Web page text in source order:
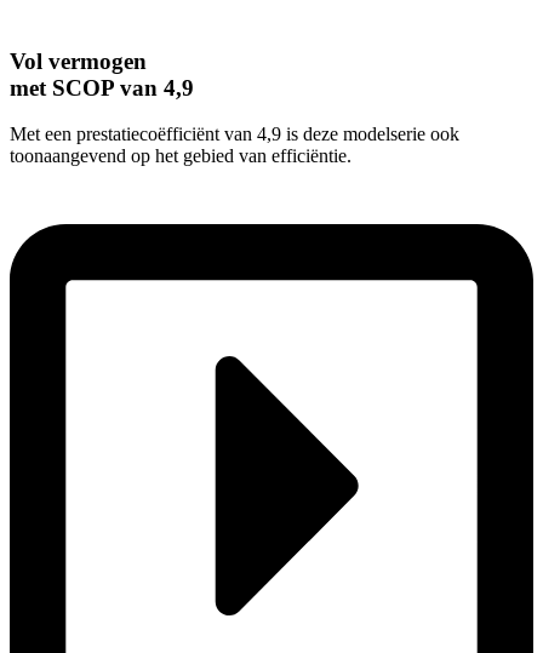
Vol vermogen
met SCOP van 4,9
Met een prestatiecoëfficiënt van 4,9 is deze modelserie ook
toonaangevend op het gebied van efficiëntie.